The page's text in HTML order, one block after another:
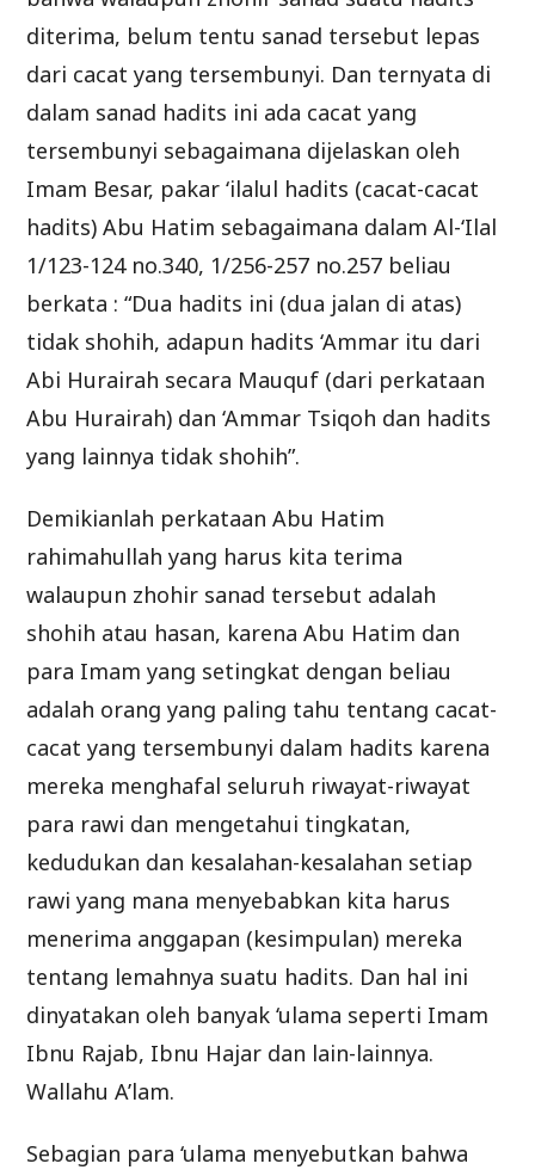
diterima, belum tentu sanad tersebut lepas
dari cacat yang tersembunyi. Dan ternyata di
dalam sanad hadits ini ada cacat yang
tersembunyi sebagaimana dijelaskan oleh
Imam Besar, pakar ‘ilalul hadits (cacat-cacat
hadits) Abu Hatim sebagaimana dalam Al-‘Ilal
1/123-124 no.340, 1/256-257 no.257 beliau
berkata : “Dua hadits ini (dua jalan di atas)
tidak shohih, adapun hadits ‘Ammar itu dari
Abi Hurairah secara Mauquf (dari perkataan
Abu Hurairah) dan ‘Ammar Tsiqoh dan hadits
yang lainnya tidak shohih”.
Demikianlah perkataan Abu Hatim
rahimahullah yang harus kita terima
walaupun zhohir sanad tersebut adalah
shohih atau hasan, karena Abu Hatim dan
para Imam yang setingkat dengan beliau
adalah orang yang paling tahu tentang cacat-
cacat yang tersembunyi dalam hadits karena
mereka menghafal seluruh riwayat-riwayat
para rawi dan mengetahui tingkatan,
kedudukan dan kesalahan-kesalahan setiap
rawi yang mana menyebabkan kita harus
menerima anggapan (kesimpulan) mereka
tentang lemahnya suatu hadits. Dan hal ini
dinyatakan oleh banyak ‘ulama seperti Imam
Ibnu Rajab, Ibnu Hajar dan lain-lainnya.
Wallahu A’lam.
Sebagian para ‘ulama menyebutkan bahwa